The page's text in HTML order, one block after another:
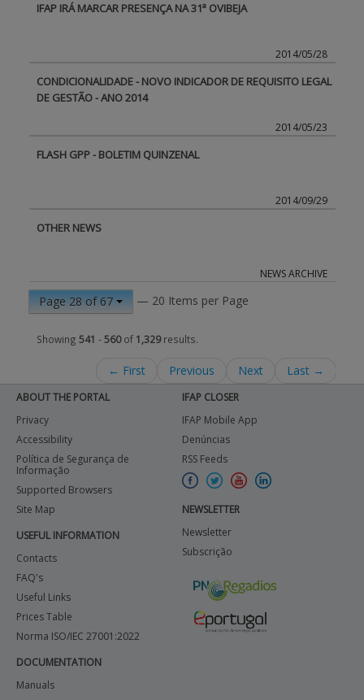
IFAP IRÁ MARCAR PRESENÇA NA 31ª OVIBEJA
2014/05/28
CONDICIONALIDADE - NOVO INDICADOR DE REQUISITO LEGAL
DE GESTÃO - ANO 2014
2014/05/23
FLASH GPP - BOLETIM QUINZENAL
2014/09/29
OTHER NEWS
NEWS ARCHIVE
Page 28 of 67 — 20 Items per Page
Showing 541 -560of 1,329results.
← First Previous Next Last →
ABOUT THE PORTAL
Privacy
Accessibility
Política de Segurança de
Informação
Supported Browsers
Site Map
USEFUL INFORMATION
Contacts
FAQ's
Useful Links
Prices Table
Norma ISO/IEC 27001:2022
DOCUMENTATION
Manuals
IFAP CLOSER
IFAP Mobile App
Denúncias
RSS Feeds
NEWSLETTER
Newsletter
Subscrição